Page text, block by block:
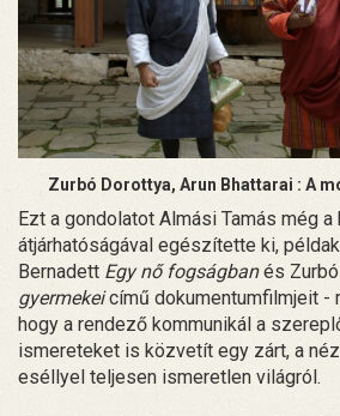
Zurbó Dorottya, Arun Bhattarai : A
Ezt a gondolatot Almási Tamás még a
átjárhatóságával egészítette ki,
Bernadett Egy nő fogságbanés
gyermekeicímű dokumentumfilmjeit -
hogy a rendező kommunikál a
ismereteket is közvetít egy zárt, a
eséllyel teljesen ismeretlen világról.